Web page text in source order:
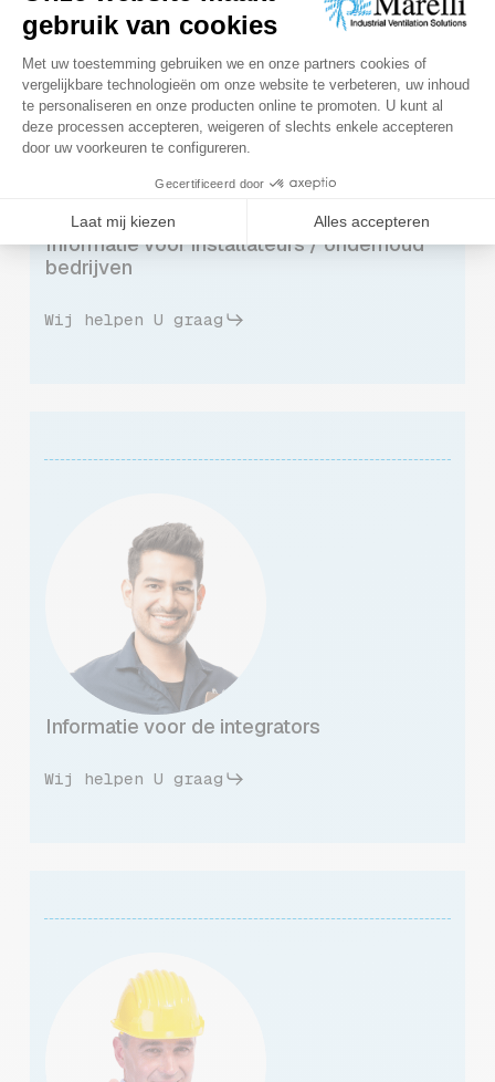
Informatie voor installateurs / onderhoud
bedrijven
Wij helpen U graag
Informatie voor de integrators
Wij helpen U graag